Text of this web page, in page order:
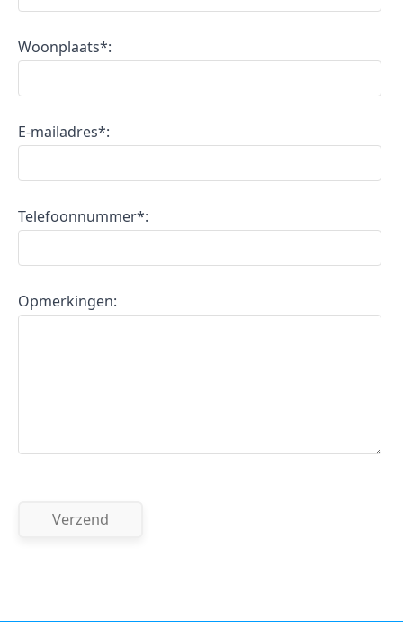
Woonplaats*:
E-mailadres*:
Telefoonnummer*:
Opmerkingen: